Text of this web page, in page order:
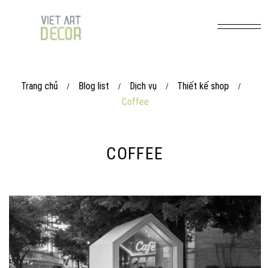
Trang chủ / Blog list / Dịch vụ / Thiết kế shop /
Coffee
COFFEE